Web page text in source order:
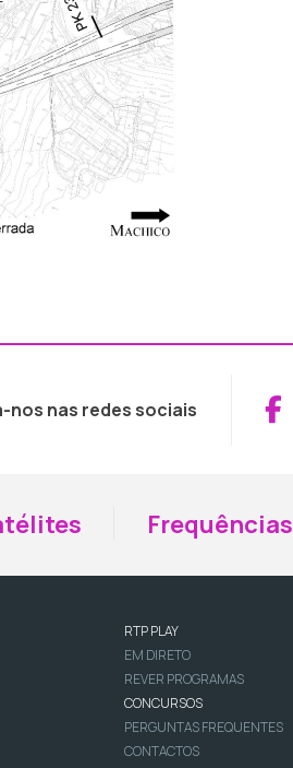
nos nas redes sociais
Frequências
RTP PLAY
EM DIRETO
REVER PROGRAMAS
CONCURSOS
PERGUNTAS FREQUENTES
CONTACTOS